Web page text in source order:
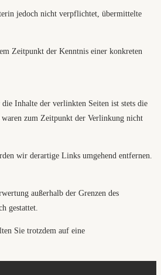
jedoch nicht verpflichtet, übermittelte
Zeitpunkt der Kenntnis einer konkreten
Inhalte der verlinkten Seiten ist stets die
zum Zeitpunkt der Verlinkung nicht
wir derartige Links umgehend entfernen.
außerhalb der Grenzen des
gestattet.
Sie trotzdem auf eine